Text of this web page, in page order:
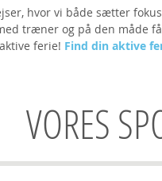
hvor vi både sætter
træner og på den måde
ferie! Find din aktive
VORES